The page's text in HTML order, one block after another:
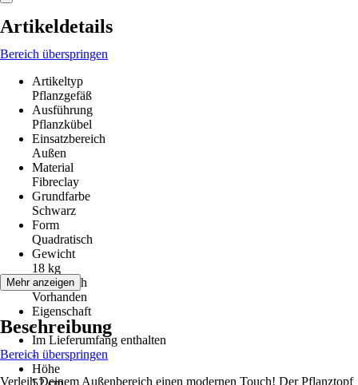
Artikeldetails
Bereich überspringen
Artikeltyp
Pflanzgefäß
Ausführung
Pflanzkübel
Einsatzbereich
Außen
Material
Fibreclay
Grundfarbe
Schwarz
Form
Quadratisch
Gewicht
18 kg
Bodenloch
Vorhanden
Eigenschaft
-
Im Lieferumfang enthalten
-
Höhe
Mehr anzeigen
Beschreibung
Bereich überspringen
Verleih Deinem Außenbereich einen modernen Touch! Der Pflanztopf